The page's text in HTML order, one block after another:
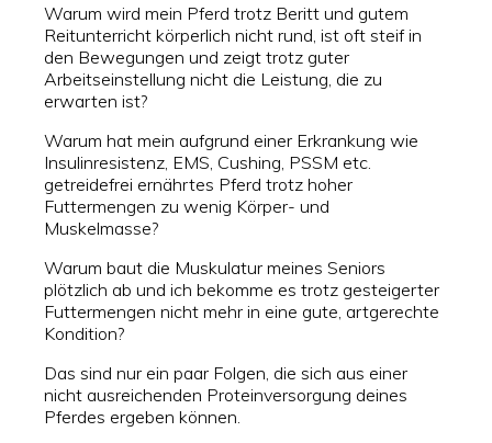
Warum wird mein Pferd trotz Beritt und gutem
Reitunterricht körperlich nicht rund, ist oft steif in
den Bewegungen und zeigt trotz guter
Arbeitseinstellung nicht die Leistung, die zu
erwarten ist?
Warum hat mein aufgrund einer Erkrankung wie
Insulinresistenz, EMS, Cushing, PSSM etc.
getreidefrei ernährtes Pferd trotz hoher
Futtermengen zu wenig Körper- und
Muskelmasse?
Warum baut die Muskulatur meines Seniors
plötzlich ab und ich bekomme es trotz gesteigerter
Futtermengen nicht mehr in eine gute, artgerechte
Kondition?
Das sind nur ein paar Folgen, die sich aus einer
nicht ausreichenden Proteinversorgung deines
Pferdes ergeben können.